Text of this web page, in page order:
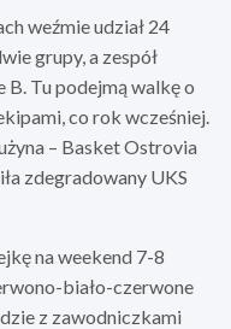
weźmie udział 24
grupy, a zespół
B. Tu podejmą walkę o
co rok wcześniej.
– Basket Ostrovia
zdegradowany UKS
na weekend 7-8
biało-czerwone
z zawodniczkami